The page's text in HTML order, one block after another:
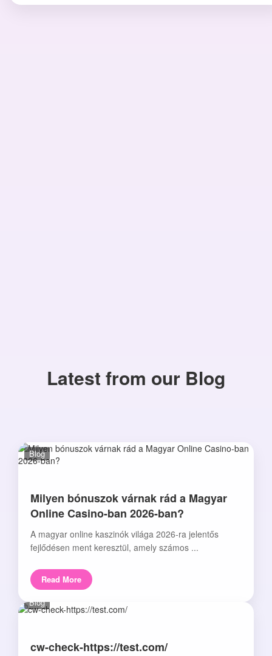
Latest from our Blog
Blog
Milyen bónuszok várnak rád a Magyar
Online Casino-ban 2026-ban?
A magyar online kaszinók világa 2026-ra jelentős
fejlődésen ment keresztül, amely számos ...
Read More
Blog
cw-check-https://test.com/